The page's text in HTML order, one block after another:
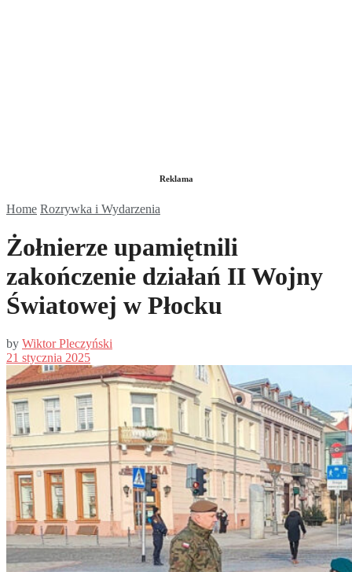
Reklama
Home Rozrywka i Wydarzenia
Żołnierze upamiętnili
zakończenie działań II Wojny
Światowej w Płocku
by Wiktor Pleczyński
21 stycznia 2025